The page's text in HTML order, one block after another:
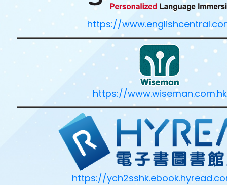
https://
https://www.wiseman.com.hk
https://